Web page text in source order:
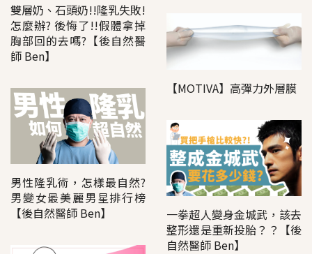
雙層奶、石頭奶!!隆乳失敗!
怎麼辦? 後悔了!!假體拿掉
胸部回的去嗎?【後自然醫
師 Ben】
【MOTIVA】高彈力外層膜
男性隆乳術，怎樣最自然?
男變女最美麗男星排行榜
【後自然醫師 Ben】
一拳超人變身金城武，該去
整形還是重新投胎？？【後
自然醫師 Ben】